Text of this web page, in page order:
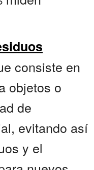
consiste en
objetos o
de
evitando así
y el